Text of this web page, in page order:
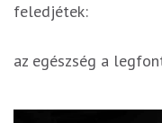
feledjétek:
az egészség a